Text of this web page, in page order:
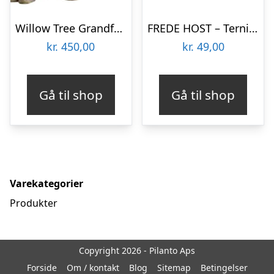
Willow Tree Grandfather
kr. 450,00
Gå til shop
FREDE HOST – Terninger – Fire
kr. 49,00
Gå til shop
Varekategorier
Produkter
Copyright 2026 - Pilanto Aps
Forside
Om / kontakt Blog Sitemap Betingelser